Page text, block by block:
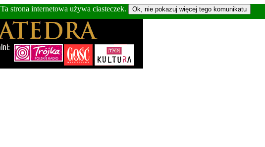
Ta strona internetowa używa ciasteczek.